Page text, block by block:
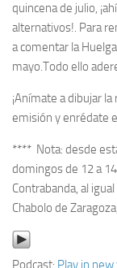
quincena de julio,
alternativos!. Para
a comentar la
mayo.Todo ello
¡Anímate a dibujar
emisión y enrédate
**** Nota: desde
domingos de 12 a
Contrabanda, al
Chabolo de
Podcast: Play in